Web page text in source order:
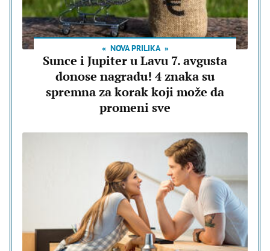
NOVA PRILIKA
Sunce i Jupiter u Lavu 7. avgusta
donose nagradu! 4 znaka su
spremna za korak koji može da
promeni sve